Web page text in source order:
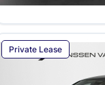
Private Lease